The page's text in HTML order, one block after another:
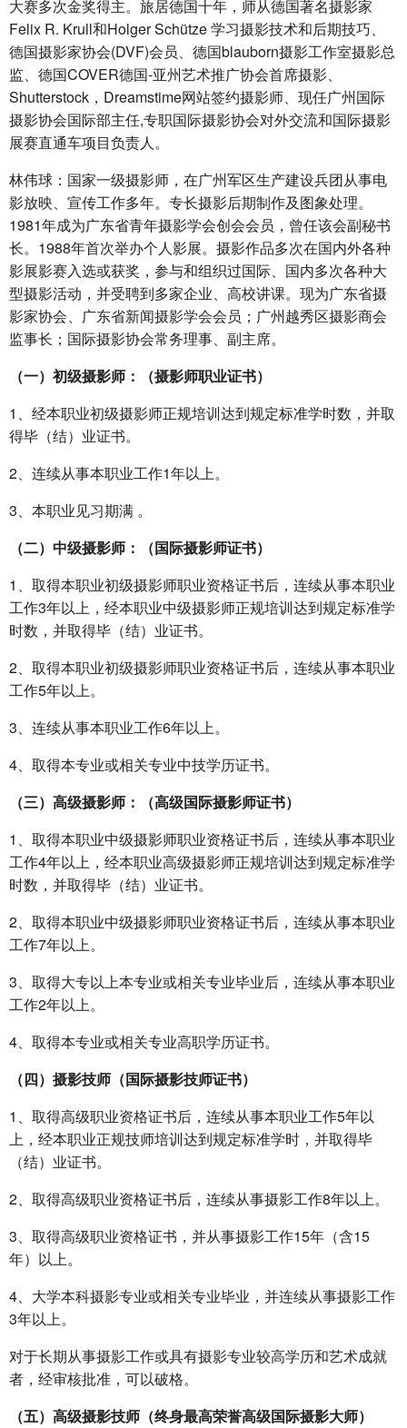
大赛多次金奖得主。旅居德国十年，师从德国著名摄影家
Felix R. Krull和Holger Schütze 学习摄影技术和后期技巧、
德国摄影家协会(DVF)会员、德国blauborn摄影工作室摄影总
监、德国COVER德国-亚州艺术推广协会首席摄影、
Shutterstock，Dreamstime网站签约摄影师、现任广州国际
摄影协会国际部主任,专职国际摄影协会对外交流和国际摄影
展赛直通车项目负责人。
林伟球：国家一级摄影师，在广州军区生产建设兵团从事电
影放映、宣传工作多年。专长摄影后期制作及图象处理。
1981年成为广东省青年摄影学会创会会员，曾任该会副秘书
长。1988年首次举办个人影展。摄影作品多次在国内外各种
影展影赛入选或获奖，参与和组织过国际、国内多次各种大
型摄影活动，并受聘到多家企业、高校讲课。现为广东省摄
影家协会、广东省新闻摄影学会会员；广州越秀区摄影商会
监事长；国际摄影协会常务理事、副主席。
（一）初级摄影师：（摄影师职业证书）
1、经本职业初级摄影师正规培训达到规定标准学时数，并取
得毕（结）业证书。
2、连续从事本职业工作1年以上。
3、本职业见习期满 。
（二）中级摄影师：（国际摄影师证书）
1、取得本职业初级摄影师职业资格证书后，连续从事本职业
工作3年以上，经本职业中级摄影师正规培训达到规定标准学
时数，并取得毕（结）业证书。
2、取得本职业初级摄影师职业资格证书后，连续从事本职业
工作5年以上。
3、连续从事本职业工作6年以上。
4、取得本专业或相关专业中技学历证书。
（三）高级摄影师：（高级国际摄影师证书）
1、取得本职业中级摄影师职业资格证书后，连续从事本职业
工作4年以上，经本职业高级摄影师正规培训达到规定标准学
时数，并取得毕（结）业证书。
2、取得本职业中级摄影师职业资格证书后，连续从事本职业
工作7年以上。
3、取得大专以上本专业或相关专业毕业后，连续从事本职业
工作2年以上。
4、取得本专业或相关专业高职学历证书。
（四）摄影技师（国际摄影技师证书）
1、取得高级职业资格证书后，连续从事本职业工作5年以
上，经本职业正规技师培训达到规定标准学时，并取得毕
（结）业证书。
2、取得高级职业资格证书后，连续从事摄影工作8年以上。
3、取得高级职业资格证书，并从事摄影工作15年（含15
年）以上。
4、大学本科摄影专业或相关专业毕业，并连续从事摄影工作
3年以上。
对于长期从事摄影工作或具有摄影专业较高学历和艺术成就
者，经审核批准，可以破格。
（五）高级摄影技师（终身最高荣誉高级国际摄影大师）